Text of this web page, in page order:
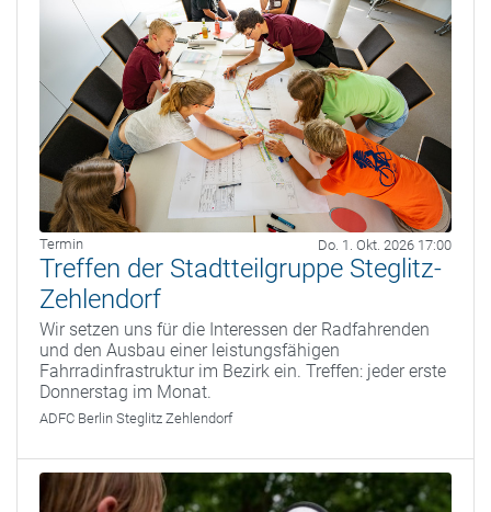
Termin Do. 1. Okt. 2026 17:00
Treffen der Stadtteilgruppe Steglitz-
Zehlendorf
Wir setzen uns für die Interessen der Radfahrenden
und den Ausbau einer leistungsfähigen
Fahrradinfrastruktur im Bezirk ein. Treffen: jeder erste
Donnerstag im Monat.
ADFC Berlin Steglitz Zehlendorf